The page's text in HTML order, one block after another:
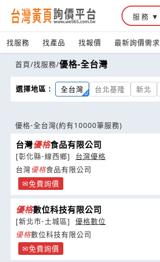
服務
找服務 找產品 找報價 最新詢價需求
首頁/找服務/優格-全台灣
選擇地區 : 全台灣 台北基隆 新北
優格-全台灣(約有10000筆服務)
台灣優格食品有限公司
[彰化縣-線西鄉]
台灣優格
台灣優格食品有限公司
免費詢價
優格數位科技有限公司
[新北市-土城區]
優格數位
優格數位科技有限公司
免費詢價